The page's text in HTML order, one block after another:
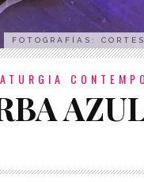
FOTOGRAFÍAS: